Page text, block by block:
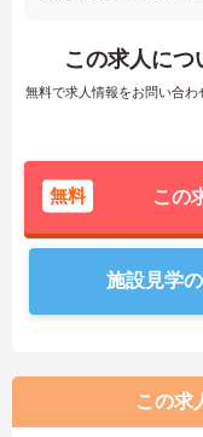
この求人につ
無料で求人情報をお問い合
無料 この
施設見学
この求